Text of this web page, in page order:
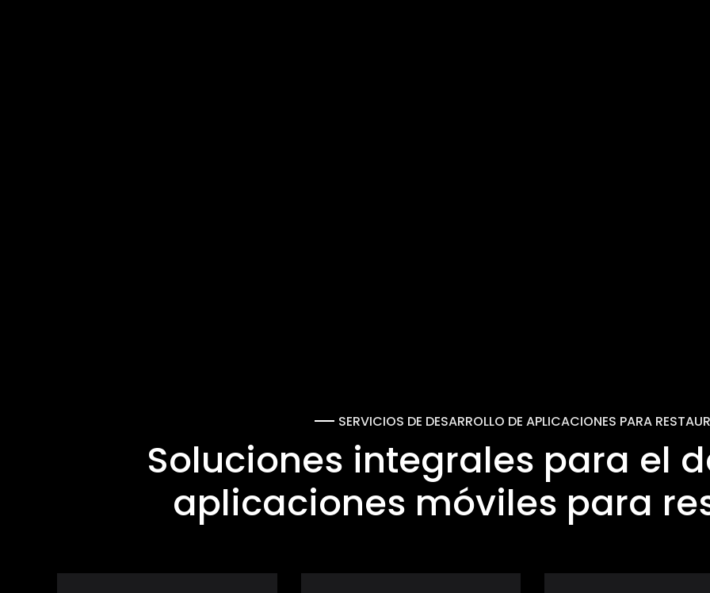
SERVICIOS DE DESARROLLO DE APLICACIONES PARA
Soluciones integrales para el
aplicaciones móviles para